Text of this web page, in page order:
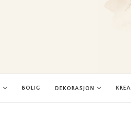
BOLIG DEKORASJON